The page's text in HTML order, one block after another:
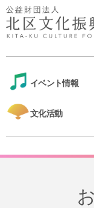
イベント情報
文化活動